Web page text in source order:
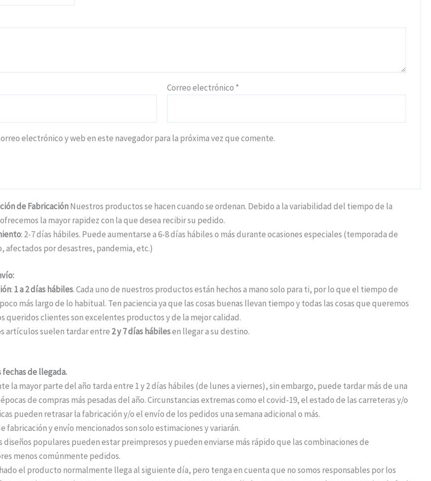
Correo electrónico *
electrónico y web en este navegador para la próxima vez que comente.
de FabricaciónNuestros productos se hacen cuando se ordenan. Debido a la variabilidad del tiempo de la
la mayor rapidez con la que desea recibir su pedido.
: 2-7 días hábiles. Puede aumentarse a 6-8 días hábiles o más durante ocasiones especiales (temporada de
afectados por desastres, pandemia, etc.)
: 1 a 2 días hábiles. Cada uno de nuestros productos están hechos a mano solo para ti, por lo que el tiempo de
más largo de lo habitual. Ten paciencia ya que las cosas buenas llevan tiempo y todas las cosas que queremos
queridos clientes son excelentes productos y de la mejor calidad.
artículos suelen tardar entre 2 y 7 días hábilesen llegar a su destino.
de llegada.
la mayor parte del año tarda entre 1 y 2 días hábiles (de lunes a viernes), sin embargo, puede tardar más de una
de compras más pesadas del año. Circunstancias extremas como el covid-19, el estado de las carreteras y/o
pueden retrasar la fabricación y/o el envío de los pedidos una semana adicional o más.
fabricación y envío mencionados son solo estimaciones y variarán.
diseños populares pueden estar preimpresos y pueden enviarse más rápido que las combinaciones de
menos comúnmente pedidos.
el producto normalmente llega al siguiente día, pero tenga en cuenta que no somos responsables por los